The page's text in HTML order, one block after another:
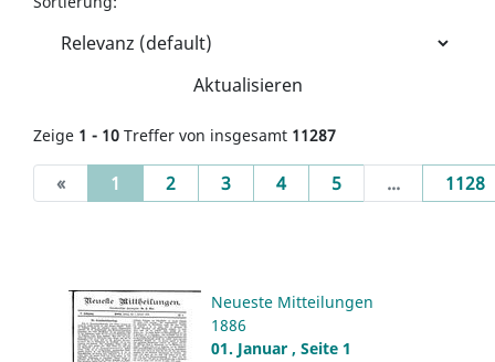
Aktualisieren
Zeige 1 - 10 Treffer von insgesamt 11287
« 1 (current)
2 3 4 5 ... 1128
Neueste Mitteilungen
1886
01. Januar , Seite 1